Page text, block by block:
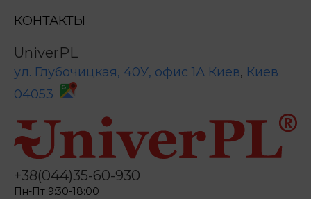
КОНТАКТЫ
UniverPL
ул. Глубочицкая, 40У, офис 1А Киев, Киев
04053
+38(044)35-60-930
Пн-Пт 9:30-18:00